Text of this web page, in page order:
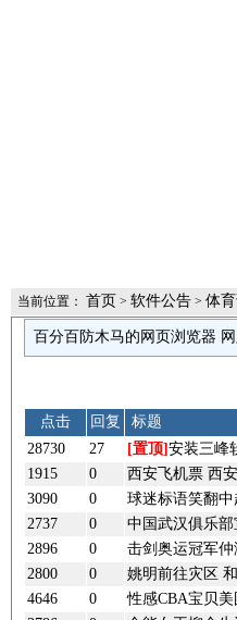
当前位置： 首页 > 软件公告 > 体
百分百防木马的网页浏览器
点击 回复
标题
28730
27 [置顶] 安装三峰
1915
0
西安飞机票 西
3090
0
球迷标语笑翻
2737
0
中国武汉俱乐
2896
0
击剑奥运冠军
2800
0
姚明前往灾区
4646
0
性感CBA宝贝美